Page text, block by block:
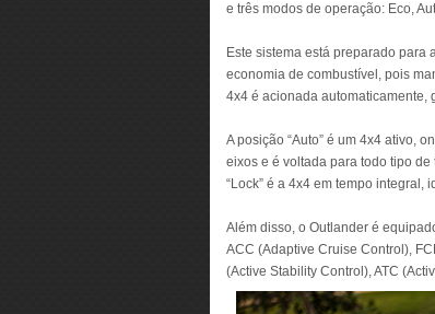
e três modos de operação: Eco,
Este sistema está preparado para
economia de combustível, pois
4x4 é acionada automaticamente,
A posição “Auto” é um 4x4 ativo,
eixos e é voltada para todo tipo
“Lock” é a 4x4 em tempo
Além disso, o Outlander é
ACC (Adaptive Cruise Control),
(Active Stability Control), ATC